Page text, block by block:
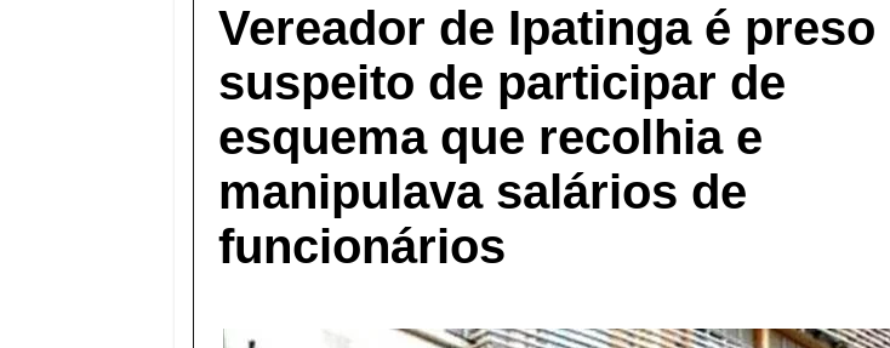
Vereador de Ipatinga é preso
suspeito de participar de
esquema que recolhia e
manipulava salários de
funcionários